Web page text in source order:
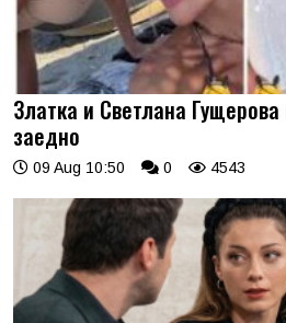
Златка и Светлана
заедно
09 Aug 10:50 0 4543